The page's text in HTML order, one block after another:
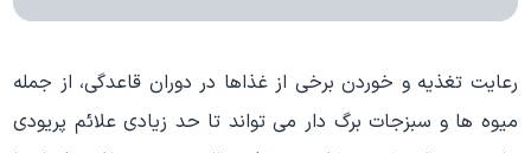
رعایت تغذیه و خوردن برخی از غذاها در دوران قاعدگی، از جمله
میوه ها و سبزجات برگ دار می تواند تا حد زیادی علائم پریودی